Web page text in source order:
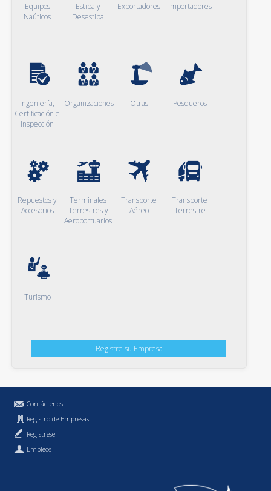
Equipos
Naúticos
Estiba y
Desestiba
Exportadores Importadores
Ingeniería,
Certificación e
Inspección
Organizaciones Otras Pesqueros
Repuestos y
Accesorios
Terminales
Terrestres y
Aeroportuarios
Transporte
Aéreo
Transporte
Terrestre
Turismo
Registre su Empresa
Contáctenos
Registro de Empresas
Regístrese
Empleos